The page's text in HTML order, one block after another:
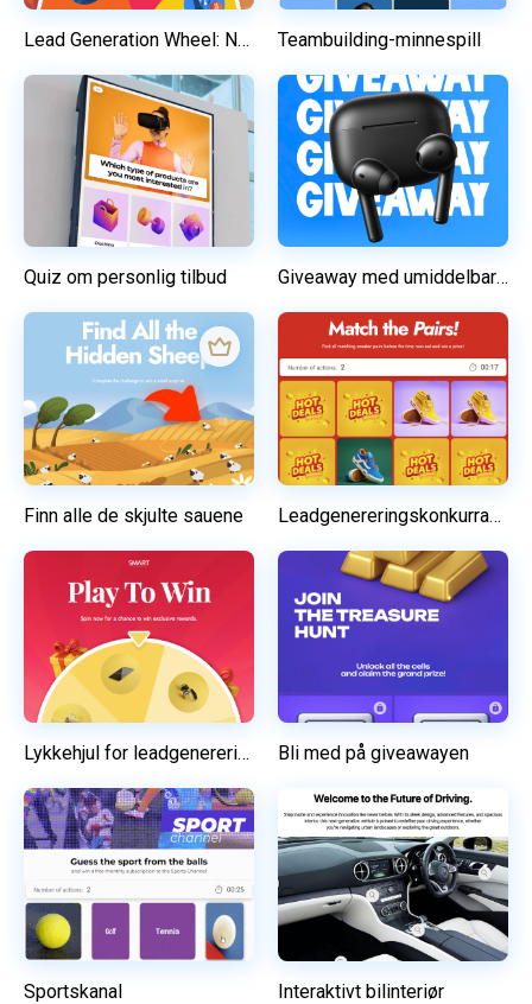
Lead Generation Wheel: Nettbutikk Teambuilding-minnespill
Quiz om personlig tilbud Giveaway med umiddelbar gevinst (med potensiell kundeemneskjema)
Finn alle de skjulte sauene Leadgenereringskonkurranse
Lykkehjul for leadgenerering Bli med på giveawayen
Sportskanal Interaktivt bilinteriør